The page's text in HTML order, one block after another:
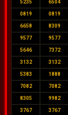
5235 6504
0819 0819
6658 8309
9577 9577
5646 7372
3132 3132
5383 1888
7082 7082
8305 9982
3767 3767